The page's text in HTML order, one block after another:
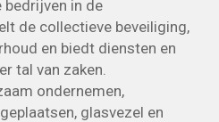
bedrijven in de
de collectieve beveiliging,
en biedt diensten en
tal van zaken.
ondernemen,
glasvezel en